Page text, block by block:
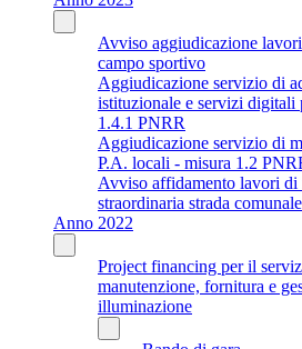
Avviso aggiudicazione
campo sportivo
Aggiudicazione servizio di
istituzionale e servizi digitali
1.4.1 PNRR
Aggiudicazione servizio di
P.A. locali - misura 1.2
Avviso affidamento lavori di
straordinaria strada
Anno 2022
Project financing per il
manutenzione, fornitura e
illuminazione